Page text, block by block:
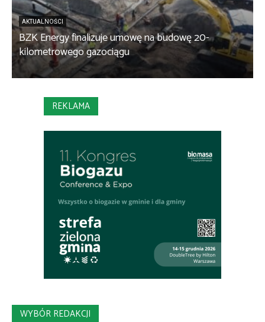
AKTUALNOŚCI
BZK Energy finalizuje umowę na budowę 20-
kilometrowego gazociągu
REKLAMA
WYBÓR REDAKCJI